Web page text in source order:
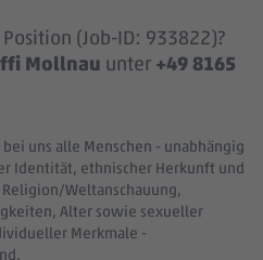
(Job-ID: 933822)?
Mollnau unter +49 8165
uns alle Menschen - unabhängig
Identität, ethnischer Herkunft und
Weltanschauung,
Alter sowie sexueller
Merkmale -